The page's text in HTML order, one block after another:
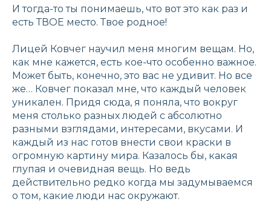
И тогда-то ты понимаешь, что вот это как раз и
есть ТВОЕ место. Твое родное!
Лицей Ковчег научил меня многим вещам. Но,
как мне кажется, есть кое-что особенно важное.
Может быть, конечно, это вас не удивит. Но все
же… Ковчег показал мне, что каждый человек
уникален. Придя сюда, я поняла, что вокруг
меня столько разных людей с абсолютно
разными взглядами, интересами, вкусами. И
каждый из нас готов внести свои краски в
огромную картину мира. Казалось бы, какая
глупая и очевидная вещь. Но ведь
действительно редко когда мы задумываемся
о том, какие люди нас окружают.